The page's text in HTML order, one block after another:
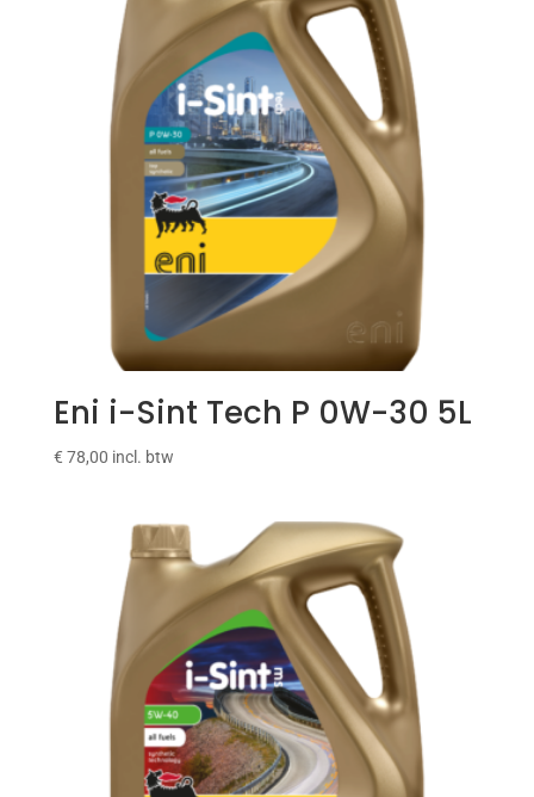
Eni i-Sint Tech P 0W-30 5L
€ 78,00 incl. btw